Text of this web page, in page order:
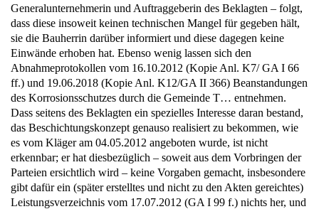
Generalunternehmerin und Auftraggeberin des Beklagten – folgt,
dass diese insoweit keinen technischen Mangel für gegeben hält,
sie die Bauherrin darüber informiert und diese dagegen keine
Einwände erhoben hat. Ebenso wenig lassen sich den
Abnahmeprotokollen vom 16.10.2012 (Kopie Anl. K7/ GA I 66
ff.) und 19.06.2018 (Kopie Anl. K12/GA II 366) Beanstandungen
des Korrosionsschutzes durch die Gemeinde T… entnehmen.
Dass seitens des Beklagten ein spezielles Interesse daran bestand,
das Beschichtungskonzept genauso realisiert zu bekommen, wie
es vom Kläger am 04.05.2012 angeboten wurde, ist nicht
erkennbar; er hat diesbezüglich – soweit aus dem Vorbringen der
Parteien ersichtlich wird – keine Vorgaben gemacht, insbesondere
gibt dafür ein (später erstelltes und nicht zu den Akten gereichtes)
Leistungsverzeichnis vom 17.07.2012 (GA I 99 f.) nichts her, und